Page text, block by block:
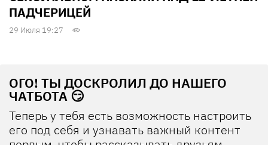
ПАДЧЕРИЦЕЙ
29 Июля 19:27
ОГО! ТЫ ДОСКРОЛИЛ ДО НАШЕГО
ЧАТБОТА 😏
Теперь у тебя есть возможность настроить
его под себя и узнавать важный контент